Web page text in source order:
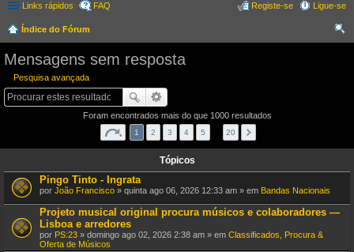
Links rápidos FAQ Ligue-se
Registe-se
Índice do Fórum
Mensagens sem resposta
Pesquisa avançada
Foram encontrados mais do que 1000 resultados
1 2 3 4 5 20
Tópicos
Pingo Tinto - Ingrata
por João Francisco » quinta ago 06, 2026 12:33 am » em Bandas Nacionais
Projeto musical original procura músicos e colaboradores —
Lisboa e arredores
por PS:23 » domingo ago 02, 2026 2:38 am » em Classificados, Procura &
Oferta de Músicos